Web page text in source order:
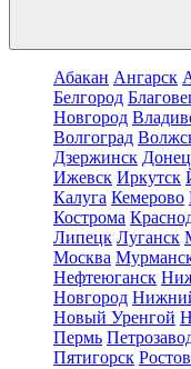
Абакан Ангарск
Белгород
Новгород
Волгоград
Дзержинск
Ижевск Иркутск
Калуга Кемерово
Кострома
Липецк Луганск
Москва
Нефтеюганск
Новгород
Новый Уренгой
Пермь
Пятигорск